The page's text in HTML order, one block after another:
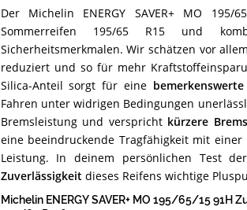
Der Michelin ENERGY SAVER+ MO
Sommerreifen 195/65 R15 und
Sicherheitsmerkmalen. Wir schätzen vor
reduziert und so für mehr
Silica-Anteil sorgt für eine
Fahren unter widrigen Bedingungen
Bremsleistung und verspricht kürzere
eine beeindruckende Tragfähigkeit mit einer
Leistung. In deinem persönlichen Test
Zuverlässigkeit dieses Reifens wichtige
Michelin ENERGY SAVER+ MO 195/65/15